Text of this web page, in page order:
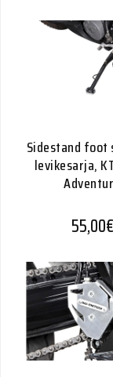
Sidestand foot
levikesarja,
55,00€